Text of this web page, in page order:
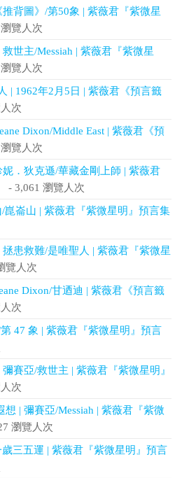
背圖》/第50象 | 紫薇君『紫微星
覽人次
世主/Messiah | 紫薇君『紫微星
覽人次
| 1962年2月5日 | 紫薇君《預言籤
次
Dixon/Middle East | 紫薇君《預
覽人次
．狄克遜/華藏金剛上師 | 紫薇君
- 3,061 瀏覽人次
崑崙山 | 紫薇君『紫微星明』預言集
患救難/是唯聖人 | 紫薇君『紫微星
覽人次
Dixon/甘迺迪 | 紫薇君《預言籤
次
47 象 | 紫薇君『紫微星明』預言
賽亞/救世主 | 紫薇君『紫微星明』
次
| 彌賽亞/Messiah | 紫薇君『紫微
瀏覽人次
三五運 | 紫薇君『紫微星明』預言